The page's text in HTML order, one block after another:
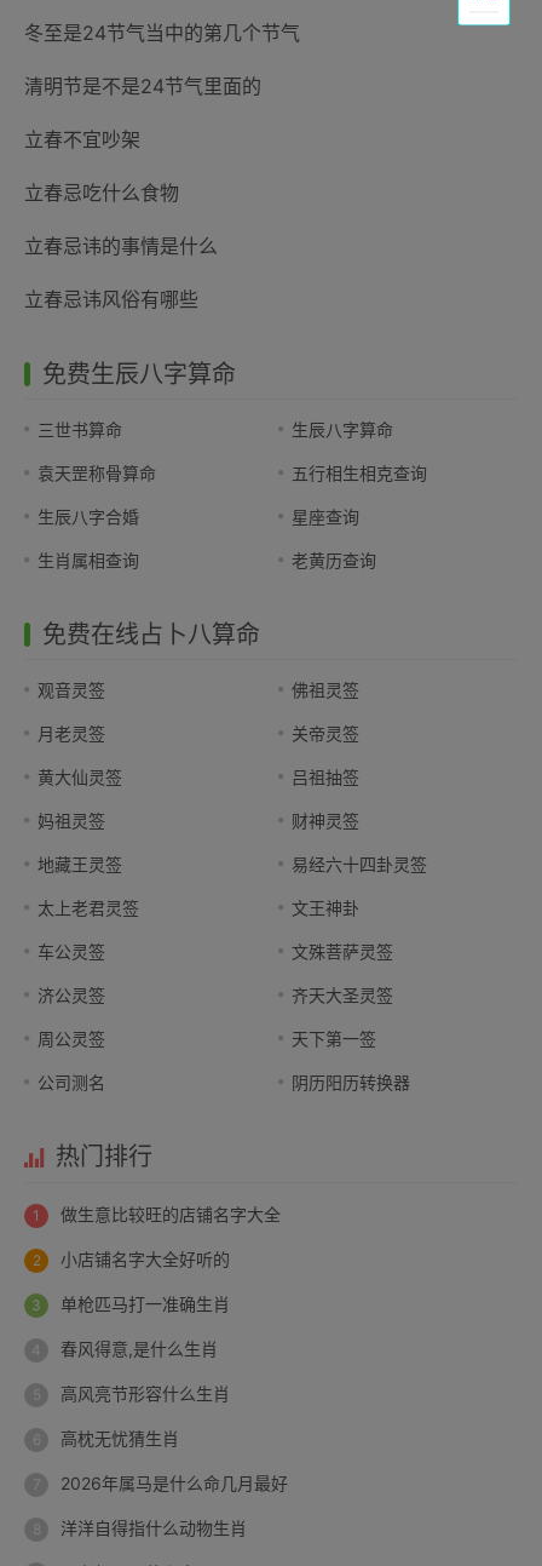
冬至是24节气当中的第几个节气
清明节是不是24节气里面的
立春不宜吵架
立春忌吃什么食物
立春忌讳的事情是什么
立春忌讳风俗有哪些
免费生辰八字算命
三世书算命 生辰八字算命
袁天罡称骨算命 五行相生相克查询
生辰八字合婚 星座查询
生肖属相查询 老黄历查询
免费在线占卜八算命
观音灵签 佛祖灵签
月老灵签 关帝灵签
黄大仙灵签 吕祖抽签
妈祖灵签 财神灵签
地藏王灵签 易经六十四卦灵签
太上老君灵签 文王神卦
车公灵签 文殊菩萨灵签
济公灵签 齐天大圣灵签
周公灵签 天下第一签
公司测名 阴历阳历转换器
热门排行
做生意比较旺的店铺名字大全
小店铺名字大全好听的
单枪匹马打一准确生肖
春风得意,是什么生肖
高风亮节形容什么生肖
高枕无忧猜生肖
2026年属马是什么命几月最好
洋洋自得指什么动物生肖